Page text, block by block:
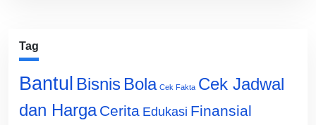
Tag
Bantul Bisnis Bola Cek Fakta Cek Jadwal
dan Harga Cerita Edukasi Finansial